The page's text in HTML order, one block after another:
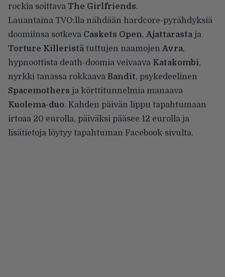
rockia soittava The Girlfriends.
Lauantaina TVO:lla nähdään hardcore-pyrähdyksiä
doomiinsa sotkeva Caskets Open, Ajattarastaja
Torture Killeristä tuttujen naamojen Avra,
hypnoottista death-doomia veivaava Katakombi,
nyrkki tanassa rokkaava Bandit, psykedeelinen
Spacemothers ja körttitunnelmia manaava
Kuolema-duo. Kahden päivän lippu tapahtumaan
irtoaa 20 eurolla, päiväksi pääsee 12 eurolla ja
lisätietoja löytyy tapahtuman Facebook-sivulta.